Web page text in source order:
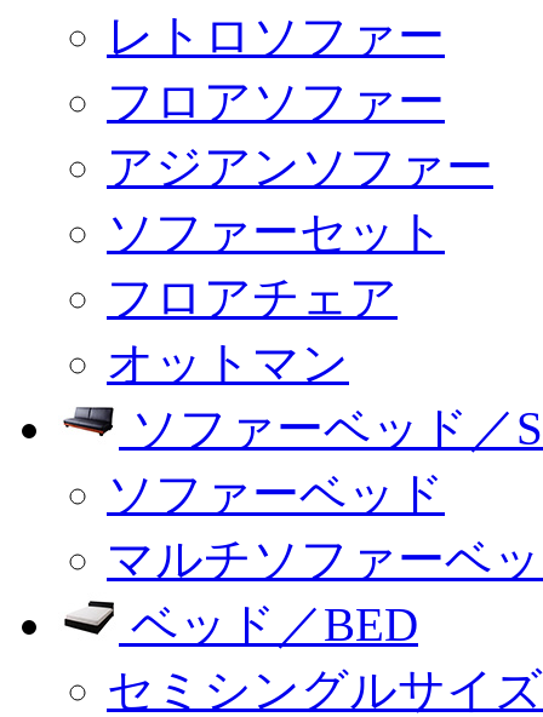
レトロソファー
フロアソファー
アジアンソファー
ソファーセット
フロアチェア
オットマン
ソファーベッド／
ソファーベッド
マルチソファーベ
ベッド／BED
セミシングルサイ